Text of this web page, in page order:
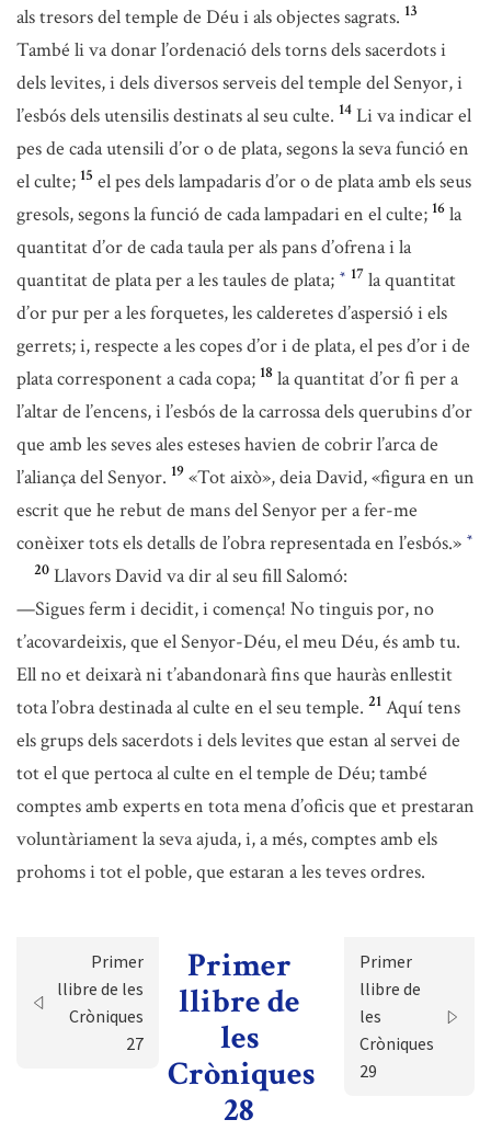
als tresors del temple de Déu i als objectes sagrats. 13
També li va donar l’ordenació dels torns dels sacerdots i
dels levites, i dels diversos serveis del temple del Senyor, i
l’esbós dels utensilis destinats al seu culte. 14 Li va indicar el
pes de cada utensili d’or o de plata, segons la seva funció en
el culte; 15 el pes dels lampadaris d’or o de plata amb els seus
gresols, segons la funció de cada lampadari en el culte; 16 la
quantitat d’or de cada taula per als pans d’ofrena i la
quantitat de plata per a les taules de plata; * 17 la quantitat
d’or pur per a les forquetes, les calderetes d’aspersió i els
gerrets; i, respecte a les copes d’or i de plata, el pes d’or i de
plata corresponent a cada copa; 18 la quantitat d’or fi per a
l’altar de l’encens, i l’esbós de la carrossa dels querubins d’or
que amb les seves ales esteses havien de cobrir l’arca de
l’aliança del Senyor. 19 «Tot això», deia David, «figura en un
escrit que he rebut de mans del Senyor per a fer-me
conèixer tots els detalls de l’obra representada en l’esbós.» *
20 Llavors David va dir al seu fill Salomó:
—Sigues ferm i decidit, i comença! No tinguis por, no
t’acovardeixis, que el Senyor-Déu, el meu Déu, és amb tu.
Ell no et deixarà ni t’abandonarà fins que hauràs enllestit
tota l’obra destinada al culte en el seu temple. 21 Aquí tens
els grups dels sacerdots i dels levites que estan al servei de
tot el que pertoca al culte en el temple de Déu; també
comptes amb experts en tota mena d’oficis que et prestaran
voluntàriament la seva ajuda, i, a més, comptes amb els
prohoms i tot el poble, que estaran a les teves ordres.
Primer
llibre de les
Cròniques
27
Primer
llibre de
les
Cròniques
28
Primer
llibre de
les
Cròniques
29